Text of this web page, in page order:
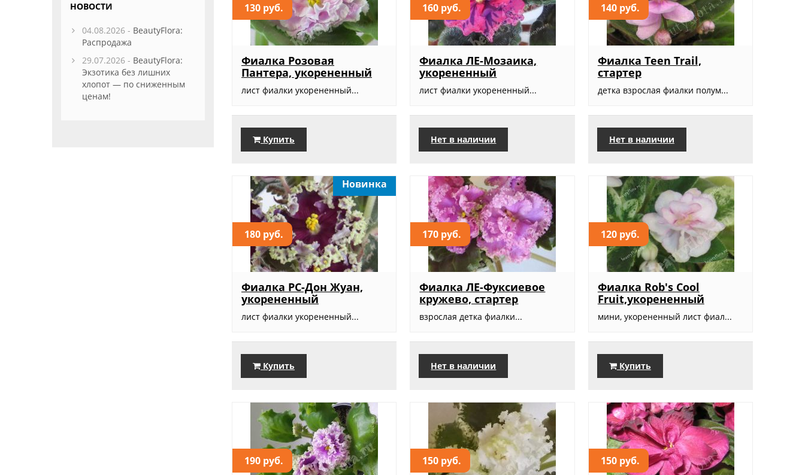
130 руб.
Фиалка Розовая
Пантера, укорененный
лист фиалки укорененный...
Купить
160 руб.
Фиалка ЛЕ-Мозаика,
укорененный
лист фиалки укорененный...
Нет в наличии
140 руб.
Фиалка Teen Trail,
стартер
детка взрослая фиалки полум...
Нет в наличии
180 руб.
Новинка
Фиалка РС-Дон Жуан,
укорененный
лист фиалки укорененный...
Купить
170 руб.
Фиалка ЛЕ-Фуксиевое
кружево, стартер
взрослая детка фиалки...
Нет в наличии
120 руб.
Фиалка Rob's Cool
Fruit,укорененный
мини, укорененный лист фиал...
Купить
190 руб. 150 руб. 150 руб.
НОВОСТИ
04.08.2026 - BeautyFlora:
Распродажа
29.07.2026 - BeautyFlora:
Экзотика без лишних
хлопот — по сниженным
ценам!